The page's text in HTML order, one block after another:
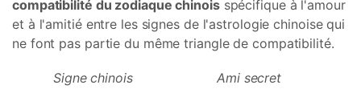
compatibilité du zodiaque chinoisspécifique à l'amour
et à l'amitié entre les signes de l'astrologie chinoise qui
ne font pas partie du même triangle de compatibilité.
Signe chinois
Ami secret